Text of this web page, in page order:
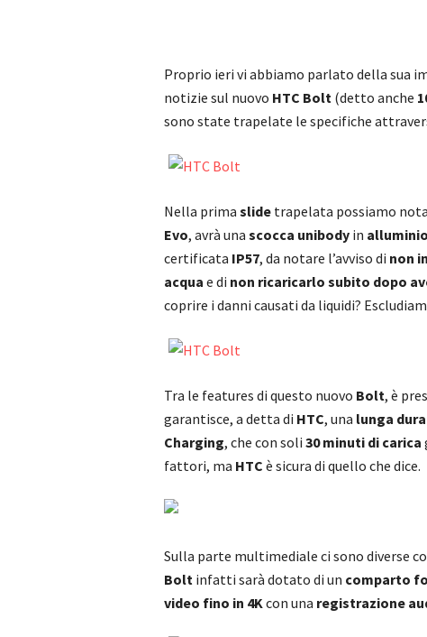
Proprio ieri vi abbiamo parlato della sua
notizie sul nuovo HTC Bolt (detto anche
sono state trapelate le specifiche
Nella prima slide trapelata possiamo
Evo, avrà una scocca unibody in alluminio
certificata IP57, da notare l’avviso di non
acqua e di non ricaricarlo subito dopo
coprire i danni causati da liquidi?
Tra le features di questo nuovo Bolt, è
garantisce, a detta di HTC, una lunga
Charging, che con soli 30 minuti di carica
fattori, ma HTC è sicura di quello che dice.
Sulla parte multimediale ci sono diverse
Bolt infatti sarà dotato di un comparto
video fino in 4Kcon una registrazione